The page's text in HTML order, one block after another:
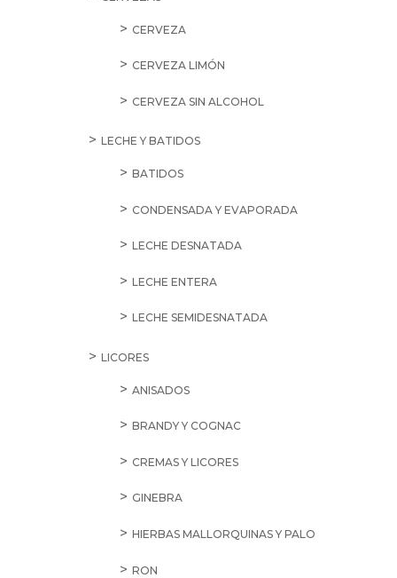
CERVEZA
CERVEZA LIMÓN
CERVEZA SIN ALCOHOL
LECHE Y BATIDOS
BATIDOS
CONDENSADA Y EVAPORADA
LECHE DESNATADA
LECHE ENTERA
LECHE SEMIDESNATADA
LICORES
ANISADOS
BRANDY Y COGNAC
CREMAS Y LICORES
GINEBRA
HIERBAS MALLORQUINAS Y PALO
RON